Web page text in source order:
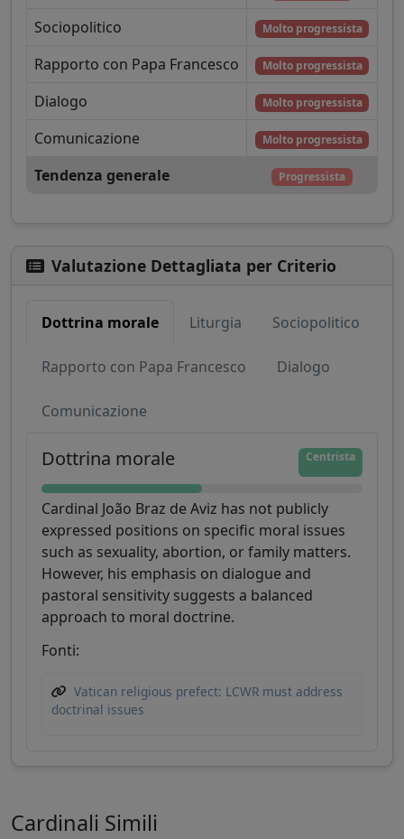
Sociopolitico
Molto progressista
Rapporto con Papa Francesco Molto progressista
Dialogo Molto progressista
Comunicazione Molto progressista
Tendenza generale Progressista
Valutazione Dettagliata per Criterio
Dottrina morale Liturgia Sociopolitico
Rapporto con Papa Francesco Dialogo
Comunicazione
Dottrina morale Centrista
Cardinal João Braz de Aviz has not publicly
expressed positions on specific moral issues
such as sexuality, abortion, or family matters.
However, his emphasis on dialogue and
pastoral sensitivity suggests a balanced
approach to moral doctrine.
Fonti:
Vatican religious prefect: LCWR must address
doctrinal issues
Cardinali Simili